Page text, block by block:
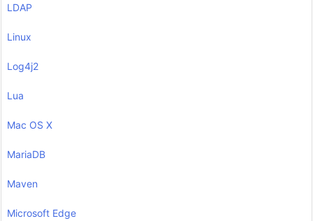
LDAP
Linux
Log4j2
Lua
Mac OS X
MariaDB
Maven
Microsoft Edge